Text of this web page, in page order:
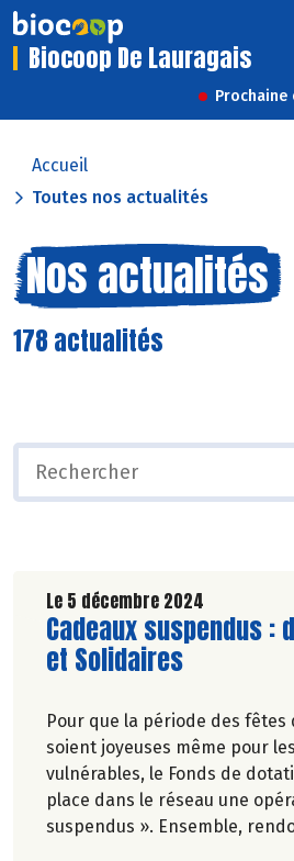
Biocoop De Lauragais
Prochaine
Accueil
Toutes nos actualités
Nos actualités
178 actualités
Le 5 décembre 2024
Lire la suite de l'article
Cadeaux suspendus :
et Solidaires
Pour que la période des fêtes
soient joyeuses même pour
vulnérables, le Fonds de
place dans le réseau une
suspendus ». Ensemble,